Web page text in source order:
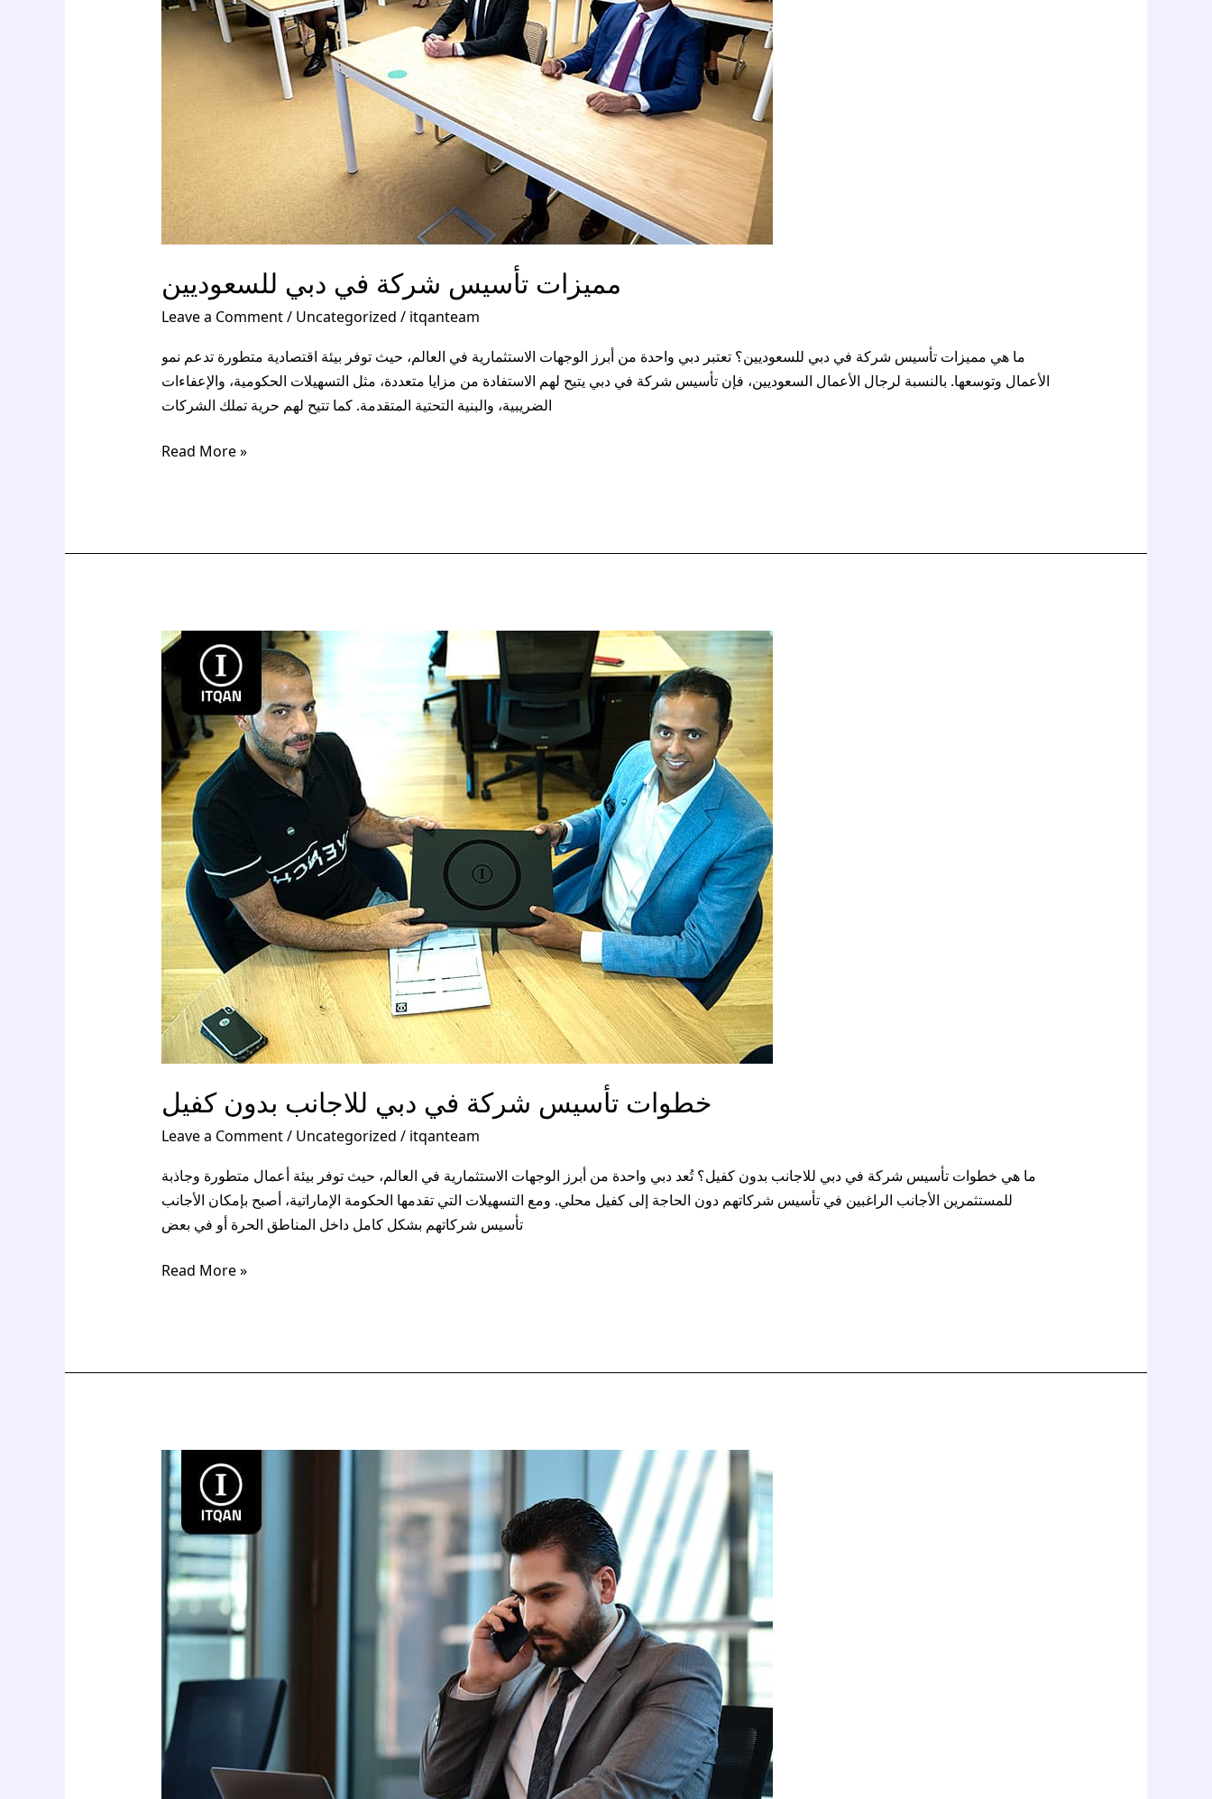
مميزات تأسيس شركة في دبي للسعوديين
Leave a Comment/ Uncategorized / itqanteam
ما هي مميزات تأسيس شركة في دبي للسعوديين؟ تعتبر دبي واحدة من أبرز الوجهات الاستثمارية في العالم، حيث توفر بيئة اقتصادية متطورة تدعم نمو
الأعمال وتوسعها. بالنسبة لرجال الأعمال السعوديين، فإن تأسيس شركة في دبي يتيح لهم الاستفادة من مزايا متعددة، مثل التسهيلات الحكومية، والإعفاءات
الضريبية، والبنية التحتية المتقدمة. كما تتيح لهم حرية تملك الشركات
Read More »
خطوات تأسيس شركة في دبي للاجانب بدون كفيل
Leave a Comment/ Uncategorized / itqanteam
ما هي خطوات تأسيس شركة في دبي للاجانب بدون كفيل؟ تُعد دبي واحدة من أبرز الوجهات الاستثمارية في العالم، حيث توفر بيئة أعمال متطورة وجاذبة
للمستثمرين الأجانب الراغبين في تأسيس شركاتهم دون الحاجة إلى كفيل محلي. ومع التسهيلات التي تقدمها الحكومة الإماراتية، أصبح بإمكان الأجانب
تأسيس شركاتهم بشكل كامل داخل المناطق الحرة أو في بعض
خطوات
تأسيس
شركة
في
دبي
للاجانب
بدون
كفيل
Read More »
نموذج
عقد
تأسيس
شركة
في
دبي